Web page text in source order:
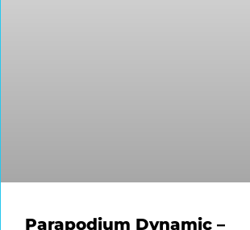
Parapodium Dynamic –